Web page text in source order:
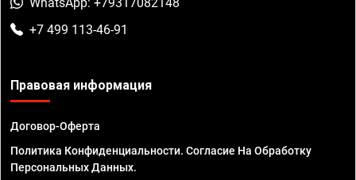
+7 499 113-46-91
Правовая информация
Договор-Оферта
Политика Конфиденциальности. Согласие На Обработку
Персональных Данных.